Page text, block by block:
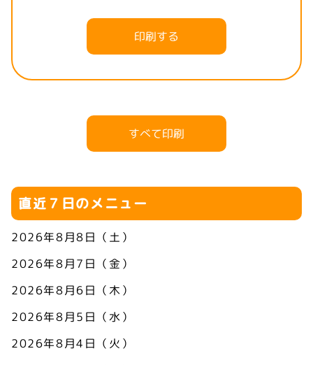
印刷する
すべて印刷
直近７日のメニュー
2026年8月8日（土）
2026年8月7日（金）
2026年8月6日（木）
2026年8月5日（水）
2026年8月4日（火）